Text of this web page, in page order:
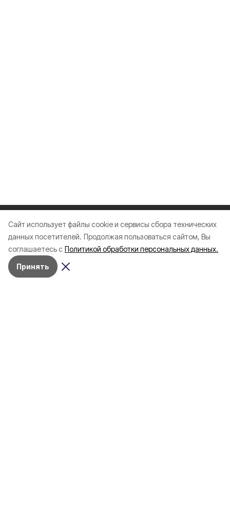
Cайт использует файлы cookie и сервисы сбора технических
данных посетителей. Продолжая пользоваться сайтом, Вы
соглашаетесь с Политикой обработки персональных данных.
Принять
Разделы
Новости
Статьи
Здоровье